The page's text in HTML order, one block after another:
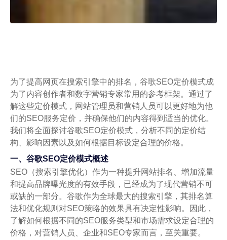
为了提高网页在搜索引擎中的排名，谷歌SEO定价模式成
为了内容创作者和数字营销专家常用的参考框架。通过了
解这些定价模式，网站管理员和营销人员可以更好地为他
们的SEO服务定价，并确保他们的内容得到适当的优化。
我们将全面探讨谷歌SEO定价模式，分析不同的定价结
构、影响因素以及如何根据目标设定合理的价格。
一、谷歌SEO定价模式概述
SEO（搜索引擎优化）作为一种提升网站排名、增加流量
和提高品牌曝光度的有效手段，已经成为了现代营销不可
或缺的一部分。谷歌作为全球最大的搜索引擎，其排名算
法和优化规则对SEO策略的效果具有决定性影响。因此，
了解如何根据不同的SEO服务类型和市场需求设定合理的
价格，对营销人员、企业和SEO专家而言，至关重要。